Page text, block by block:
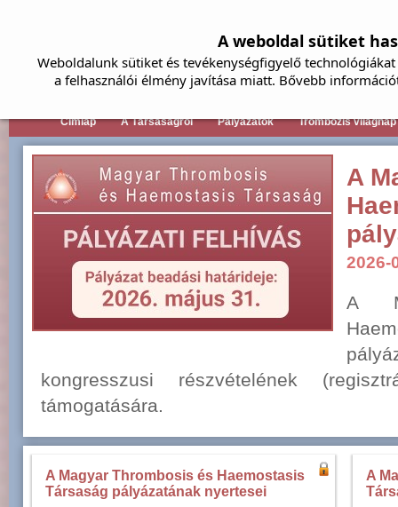
Címlap A Társaságról Pályázatok Trombózis világnap
A
2026-
A
kongresszusi részvételének
támogatására.
A Magyar Thrombosis és Haemostasis
Társaság pályázatának nyertesei
A
A weboldal sütiket
Weboldalunk sütiket és tevékenységfigyelő
a felhasználói élmény javítása miatt. Bővebb